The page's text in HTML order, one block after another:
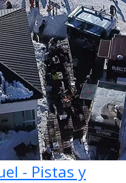
- Pistas y